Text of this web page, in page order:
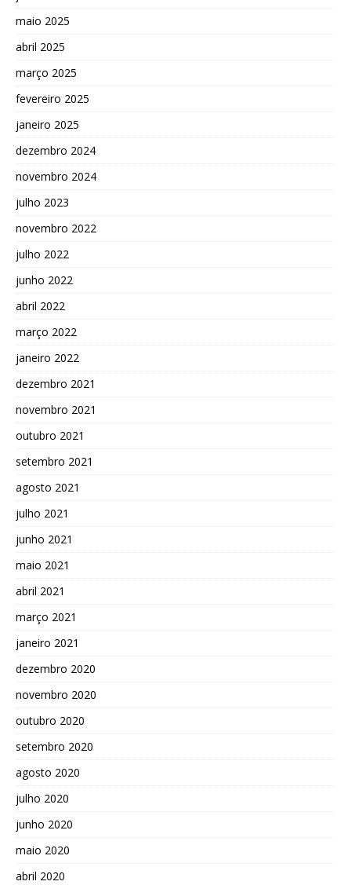
maio 2025
abril 2025
março 2025
fevereiro 2025
janeiro 2025
dezembro 2024
novembro 2024
julho 2023
novembro 2022
julho 2022
junho 2022
abril 2022
março 2022
janeiro 2022
dezembro 2021
novembro 2021
outubro 2021
setembro 2021
agosto 2021
julho 2021
junho 2021
maio 2021
abril 2021
março 2021
janeiro 2021
dezembro 2020
novembro 2020
outubro 2020
setembro 2020
agosto 2020
julho 2020
junho 2020
maio 2020
abril 2020